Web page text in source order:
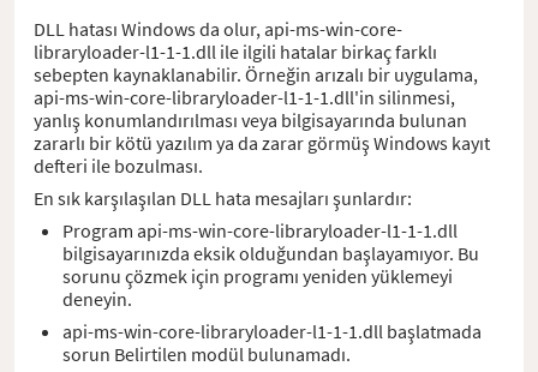
DLL hatası Windows da olur, api-ms-win-core-
libraryloader-l1-1-1.dll ile ilgili hatalar birkaç farklı
sebepten kaynaklanabilir. Örneğin arızalı bir uygulama,
api-ms-win-core-libraryloader-l1-1-1.dll'in silinmesi,
yanlış konumlandırılması veya bilgisayarında bulunan
zararlı bir kötü yazılım ya da zarar görmüş Windows kayıt
defteri ile bozulması.
En sık karşılaşılan DLL hata mesajları şunlardır:
Program api-ms-win-core-libraryloader-l1-1-1.dll
bilgisayarınızda eksik olduğundan başlayamıyor. Bu
sorunu çözmek için programı yeniden yüklemeyi
deneyin.
api-ms-win-core-libraryloader-l1-1-1.dll başlatmada
sorun Belirtilen modül bulunamadı.